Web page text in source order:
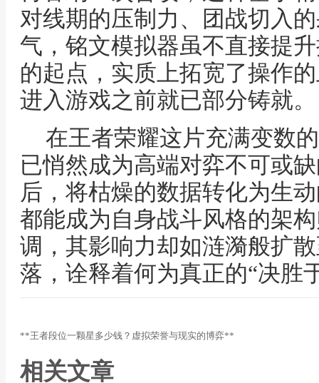
对线期的压制力、团战切入
气，铭文模拟器虽不直接提
的起点，实质上拓宽了操作
进入游戏之前就已部分铸就。
在王者荣耀这片充满变数
已悄然成为高端对弈不可或
后，将枯燥的数据转化为生
都能成为自身战斗风格的架
调，其影响力却如涟漪般扩
落，诠释着何为真正的“决胜
**王者段位一颗星多少钱？虚拟荣誉与现实的博弈**
相关文章